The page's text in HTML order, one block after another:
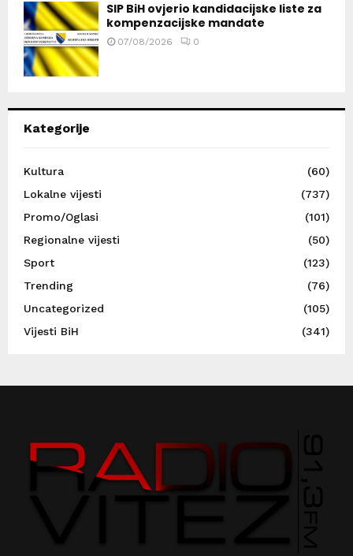
SIP BiH ovjerio kandidacijske liste za
kompenzacijske mandate
07/08/2026 0
Kategorije
Kultura
(60)
Lokalne vijesti
(737)
Promo/Oglasi
(101)
Regionalne vijesti
(50)
Sport
(123)
Trending
(76)
Uncategorized
(105)
Vijesti BiH
(341)